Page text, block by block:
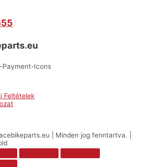
Feltételek
| Minden jog fenntartva. |